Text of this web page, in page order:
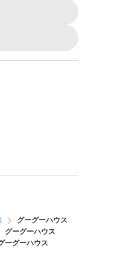
グーグーハウス
グーグーハウス
ーグーハウス